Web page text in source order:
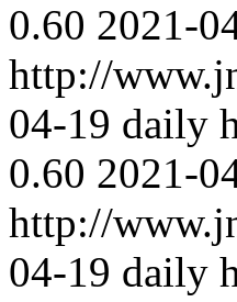
0.60 2021-
http://
04-19 daily
0.60 2021-
http://
04-19 daily